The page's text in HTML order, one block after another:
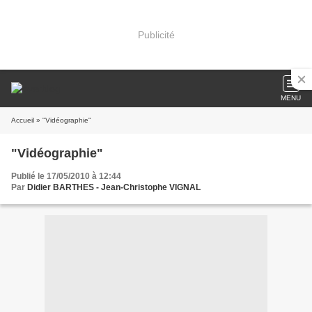
Publicité
MENU
Accueil » "Vidéographie"
"Vidéographie"
Publié le 17/05/2010 à 12:44
Par Didier BARTHES - Jean-Christophe VIGNAL